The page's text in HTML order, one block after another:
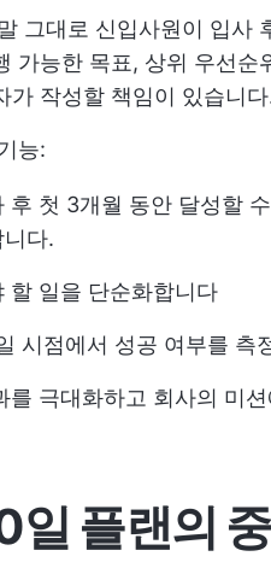
그대로 신입사원이 입사
가능한 목표, 상위 우선
가 작성할 책임이 있습니
능:
후 첫 3개월 동안 달성할
다.
할 일을 단순화합니다
시점에서 성공 여부를 측
를 극대화하고 회사의 미
플랜의